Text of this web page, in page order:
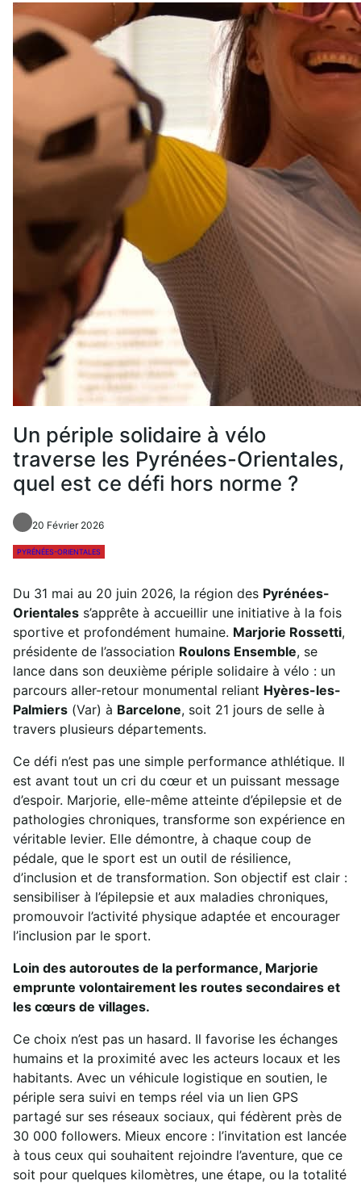
Un périple solidaire à vélo
traverse les Pyrénées-Orientales,
quel est ce défi hors norme ?
20 Février 2026
PYRÉNÉES-ORIENTALES
Du 31 mai au 20 juin 2026, la région des Pyrénées-
Orientales s’apprête à accueillir une initiative à la fois
sportive et profondément humaine. Marjorie Rossetti,
présidente de l’association Roulons Ensemble, se
lance dans son deuxième périple solidaire à vélo : un
parcours aller-retour monumental reliant Hyères-les-
Palmiers (Var) à Barcelone, soit 21 jours de selle à
travers plusieurs départements.
Ce défi n’est pas une simple performance athlétique. Il
est avant tout un cri du cœur et un puissant message
d’espoir. Marjorie, elle-même atteinte d’épilepsie et de
pathologies chroniques, transforme son expérience en
véritable levier. Elle démontre, à chaque coup de
pédale, que le sport est un outil de résilience,
d’inclusion et de transformation. Son objectif est clair :
sensibiliser à l’épilepsie et aux maladies chroniques,
promouvoir l’activité physique adaptée et encourager
l’inclusion par le sport.
Loin des autoroutes de la performance, Marjorie
emprunte volontairement les routes secondaires et
les cœurs de villages.
Ce choix n’est pas un hasard. Il favorise les échanges
humains et la proximité avec les acteurs locaux et les
habitants. Avec un véhicule logistique en soutien, le
périple sera suivi en temps réel via un lien GPS
partagé sur ses réseaux sociaux, qui fédèrent près de
30 000 followers. Mieux encore : l’invitation est lancée
à tous ceux qui souhaitent rejoindre l’aventure, que ce
soit pour quelques kilomètres, une étape, ou la totalité